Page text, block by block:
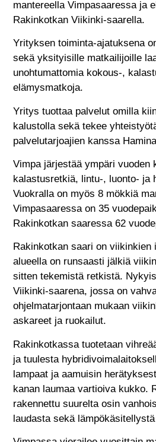
mantereella Vimpasaaressa ja
Rakinkotkan Viikinki-saarella.
Yrityksen toiminta-ajatuksena
sekä yksityisille matkailijoille
unohtumattomia kokous-,
elämysmatkoja.
Yritys tuottaa palvelut omilla
kalustolla sekä tekee
palvelutarjoajien kanssa
Vimpa järjestää ympäri vuoden
kalastusretkiä, lintu-, luonto- ja
Vuokralla on myös 8 mökkiä
Vimpasaaressa on 35
Rakinkotkan saaressa 62
Rakinkotkan saari on
alueella on runsaasti jälkiä
sitten tekemistä retkistä.
Viikinki-saarena, jossa on
ohjelmatarjontaan mukaan
askareet ja ruokailut.
Rakinkotkassa tuotetaan
ja tuulesta
lampaat ja aamuisin
kanan laumaa vartioiva kukko.
rakennettu suurelta osin
laudasta sekä